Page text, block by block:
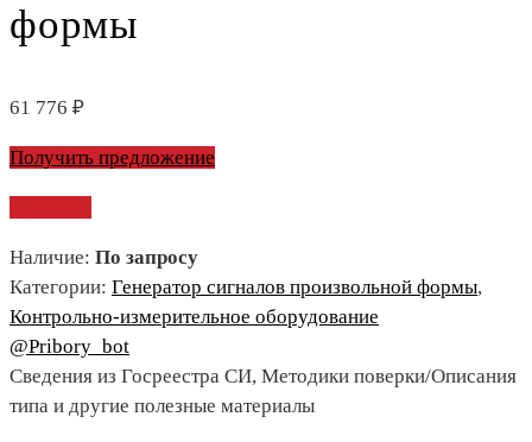
формы
61 776 ₽
Получить предложение
Наличие: По запросу
Категории: Генератор сигналов произвольной формы,
Контрольно-измерительное оборудование
@Pribory_bot
Сведения из Госреестра СИ, Методики поверки/Описания
типа и другие полезные материалы